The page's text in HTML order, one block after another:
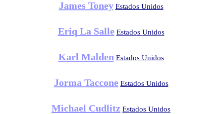
James Toney Estados Unidos
Eriq La Salle Estados Unidos
Karl Malden Estados Unidos
Jorma Taccone Estados Unidos
Michael Cudlitz Estados Unidos